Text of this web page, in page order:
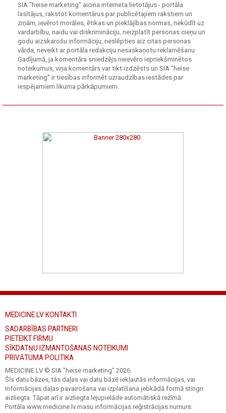
SIA "heise marketing" aicina interneta lietotājus - portāla
lasītājus, rakstot komentārus par publicētajiem rakstiem un
ziņām, ievērot morāles, ētikas un pieklājības normas, nekūdīt uz
vardarbību, naidu vai diskrimināciju, neizplatīt personas cieņu un
godu aizskarošu informāciju, neslēpties aiz citas personas
vārda, neveikt ar portāla redakciju nesaskaņotu reklamēšanu.
Gadījumā, ja komentāra sniedzējs neievēro iepriekšminētos
noteikumus, viņa komentārs var tikt izdzēsts un SIA "heise
marketing" ir tiesības informēt uzraudzības iestādes par
iespējamiem likuma pārkāpumiem.
MEDICINE.LV KONTAKTI
SADARBĪBAS PARTNERI
PIETEIKT FIRMU
SĪKDATŅU IZMANTOŠANAS NOTEIKUMI
PRIVĀTUMA POLITIKA
MEDICINE.LV © SIA "heise marketing" 2026.
Šīs datu bāzes, tās daļas vai datu bāzē iekļautās informācijas, vai
informācijas daļas pavairošana vai izplatīšana jebkādā formā stingri
aizliegta. Tāpat arī ir aizliegta lejupielāde automātiskā režīmā.
Portāla www.medicine.lv masu informācijas reģistrācijas numurs: